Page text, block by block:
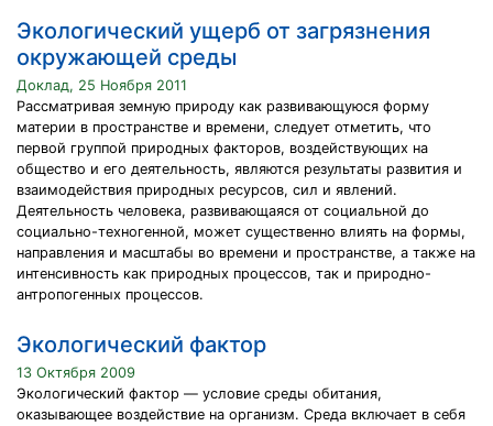
Экологический ущерб от загрязнения
окружающей среды
Доклад, 25 Ноября 2011
Рассматривая земную природу как развивающуюся форму
материи в пространстве и времени, следует отметить, что
первой группой природных факторов, воздействующих на
общество и его деятельность, являются результаты развития и
взаимодействия природных ресурсов, сил и явлений.
Деятельность человека, развивающаяся от социальной до
социально-техногенной, может существенно влиять на формы,
направления и масштабы во времени и пространстве, а также на
интенсивность как природных процессов, так и природно-
антропогенных процессов.
Экологический фактор
13 Октября 2009
Экологический фактор — условие среды обитания,
оказывающее воздействие на организм. Среда включает в себя